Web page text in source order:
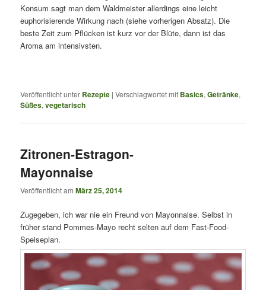
Konsum sagt man dem Waldmeister allerdings eine leicht
euphorisierende Wirkung nach (siehe vorherigen Absatz). Die
beste Zeit zum Pflücken ist kurz vor der Blüte, dann ist das
Aroma am intensivsten.
Veröffentlicht unter Rezepte |Verschlagwortet mit Basics,Getränke,
Süßes,vegetarisch
Zitronen-Estragon-
Mayonnaise
Veröffentlicht amMärz 25, 2014
Zugegeben, ich war nie ein Freund von Mayonnaise. Selbst in
früher stand Pommes-Mayo recht selten auf dem Fast-Food-
Speiseplan.